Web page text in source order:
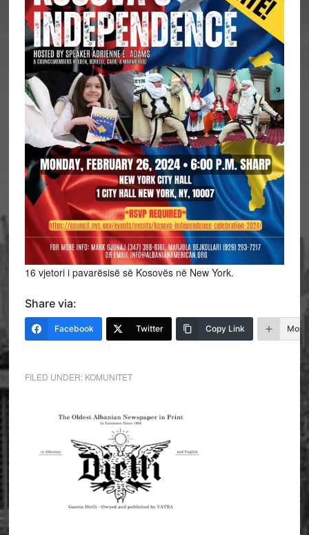
16 vjetori i pavarësisë së Kosovës në New York.
Share via:
Facebook Twitter Copy Link More
FILED UNDER: KOMUNITET